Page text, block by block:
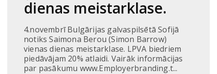
dienas meistarklase.
4.novembrī Bulgārijas galvaspilsētā Sofijā
notiks Saimona Berou (Simon Barrow)
vienas dienas meistarklase. LPVA biedriem
piedāvājam 20% atlaidi. Vairāk informācijas
par pasākumu www.Employerbranding.t...